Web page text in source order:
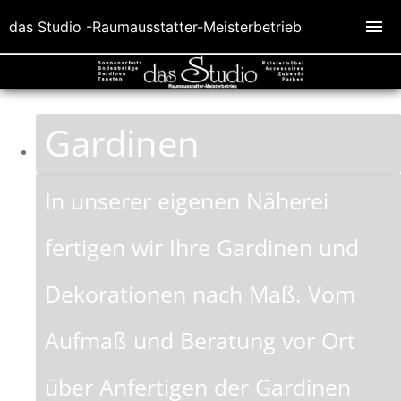
Gardinen
In unserer eigenen Näherei
fertigen wir Ihre Gardinen und
Dekorationen nach Maß. Vom
Aufmaß und Beratung vor Ort
über Anfertigen der Gardinen
das Studio -Raumausstatter-Meisterbetrieb